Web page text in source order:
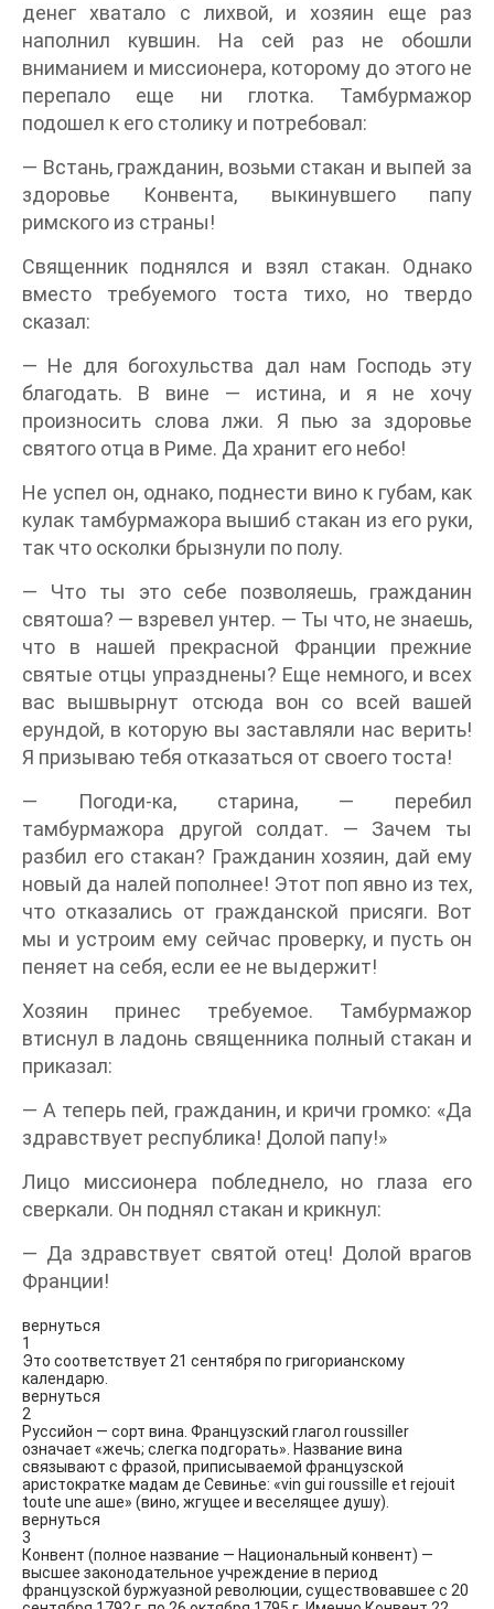
денег хватало с лихвой, и хозяин еще раз
наполнил кувшин. На сей раз не обошли
вниманием и миссионера, которому до этого не
перепало еще ни глотка. Тамбурмажор
подошел к его столику и потребовал:
— Встань, гражданин, возьми стакан и выпей за
здоровье Конвента, выкинувшего папу
римского из страны!
Священник поднялся и взял стакан. Однако
вместо требуемого тоста тихо, но твердо
сказал:
— Не для богохульства дал нам Господь эту
благодать. В вине — истина, и я не хочу
произносить слова лжи. Я пью за здоровье
святого отца в Риме. Да хранит его небо!
Не успел он, однако, поднести вино к губам, как
кулак тамбурмажора вышиб стакан из его руки,
так что осколки брызнули по полу.
— Что ты это себе позволяешь, гражданин
святоша? — взревел унтер. — Ты что, не знаешь,
что в нашей прекрасной Франции прежние
святые отцы упразднены? Еще немного, и всех
вас вышвырнут отсюда вон со всей вашей
ерундой, в которую вы заставляли нас верить!
Я призываю тебя отказаться от своего тоста!
— Погоди-ка, старина, — перебил
тамбурмажора другой солдат. — Зачем ты
разбил его стакан? Гражданин хозяин, дай ему
новый да налей пополнее! Этот поп явно из тех,
что отказались от гражданской присяги. Вот
мы и устроим ему сейчас проверку, и пусть он
пеняет на себя, если ее не выдержит!
Хозяин принес требуемое. Тамбурмажор
втиснул в ладонь священника полный стакан и
приказал:
— А теперь пей, гражданин, и кричи громко: «Да
здравствует республика! Долой папу!»
Лицо миссионера побледнело, но глаза его
сверкали. Он поднял стакан и крикнул:
— Да здравствует святой отец! Долой врагов
Франции!
вернуться
1
Это соответствует 21 сентября по григорианскому
календарю.
вернуться
2
Руссийон — сорт вина. Французский глагол roussiller
означает «жечь; слегка подгорать». Название вина
связывают с фразой, приписываемой французской
аристократке мадам де Севинье: «vin gui roussille et rejouit
toute une аше» (вино, жгущее и веселящее душу).
вернуться
3
Конвент (полное название — Национальный конвент) —
высшее законодательное учреждение в период
французской буржуазной революции, существовавшее с 20